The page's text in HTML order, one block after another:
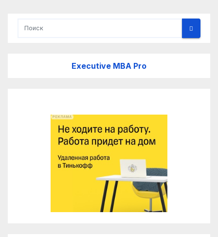
Executive MBA Pro